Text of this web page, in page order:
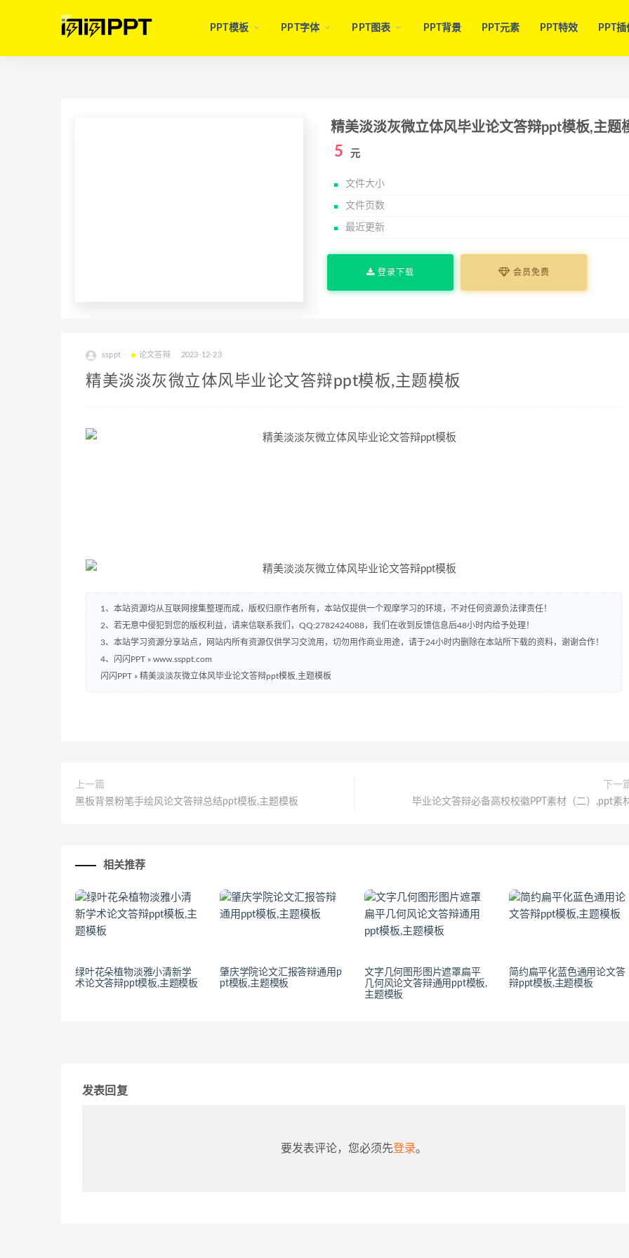
PPT模板 PPT字体 PPT图表 PPT背景 PPT元素 PPT特效 PPT插
精美淡淡灰微立体风毕业论文答辩ppt模板,主题
5 元
文件大小
文件页数
最近更新
登录下载 会员免费
ssppt 论文答辩 2023-12-23
精美淡淡灰微立体风毕业论文答辩ppt模板,主题模板
1、本站资源均从互联网搜集整理而成，版权归原作者所有，本站仅提供一个观摩学习的环境，不对任何资源负法律责任！
2、若无意中侵犯到您的版权利益，请来信联系我们，QQ:2782424088，我们在收到反馈信息后48小时内给予处理！
3、本站学习资源分享站点，网站内所有资源仅供学习交流用，切勿用作商业用途，请于24小时内删除在本站所下载的资料，谢谢合作！
4、闪闪PPT » www.ssppt.com
闪闪PPT » 精美淡淡灰微立体风毕业论文答辩ppt模板,主题模板
上一篇
黑板背景粉笔手绘风论文答辩总结ppt模板,主题模板
下一
毕业论文答辩必备高校校徽PPT素材（二）,ppt素
相关推荐
绿叶花朵植物淡雅小清新学
术论文答辩ppt模板,主题模板
肇庆学院论文汇报答辩通用p
pt模板,主题模板
文字几何图形图片遮罩扁平
几何风论文答辩通用ppt模板,
主题模板
简约扁平化蓝色通用论文答
辩ppt模板,主题模板
发表回复
要发表评论，您必须先登录。